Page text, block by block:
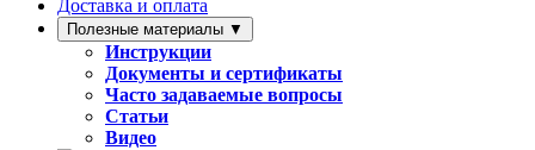
Доставка и оплата
Полезные материалы ▼
Инструкции
Документы и сертификаты
Часто задаваемые вопросы
Статьи
Видео